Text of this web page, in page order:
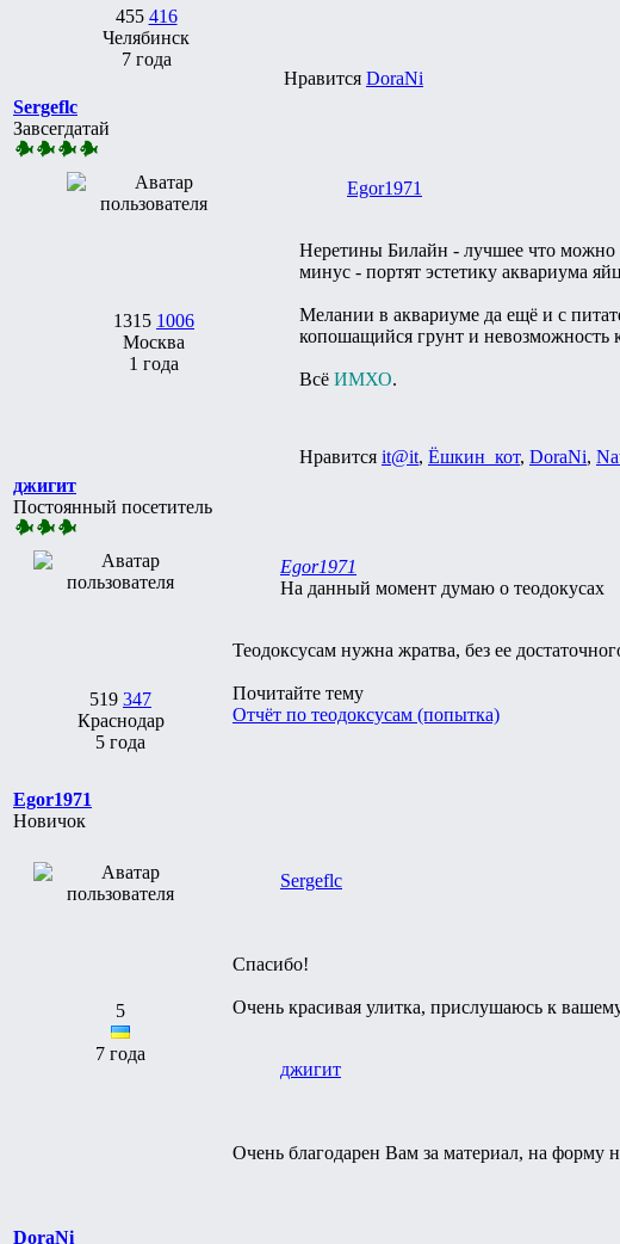
455 416
Челябинск
7 года
Нравится DoraNi
Sergeflc
Завсегдатай
1315 1006
Москва
1 года
Egor1971
Неретины Билайн - лучшее что можно
минус - портят эстетику аквариума
Мелании в аквариуме да ещё и с
копошащийся грунт и невозможность
Всё ИМХО.
Нравится it@it, Ёшкин_кот, DoraNi,
джигит
Постоянный посетитель
519 347
Краснодар
5 года
Egor1971
На данный момент думаю о теодокусах
Теодоксусам нужна жратва, без ее
Почитайте тему
Отчёт по теодоксусам (попытка)
Egor1971
Новичок
5
7 года
Sergeflc
Спасибо!
Очень красивая улитка, прислушаюсь к
джигит
Очень благодарен Вам за материал, на форму
DoraNi